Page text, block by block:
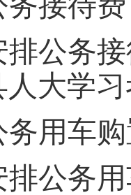
排公务
大学
务用车
排公务